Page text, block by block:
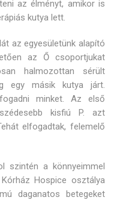
az élményt, amikor is
kutya lett.
az egyesületünk alapító
az Ő csoportjukat
halmozottan sérült
egy másik kutya járt.
minket. Az első
kisfiú P. azt
elfogadtak, felemelő
szintén a könnyeimmel
Hospice osztálya
daganatos betegeket